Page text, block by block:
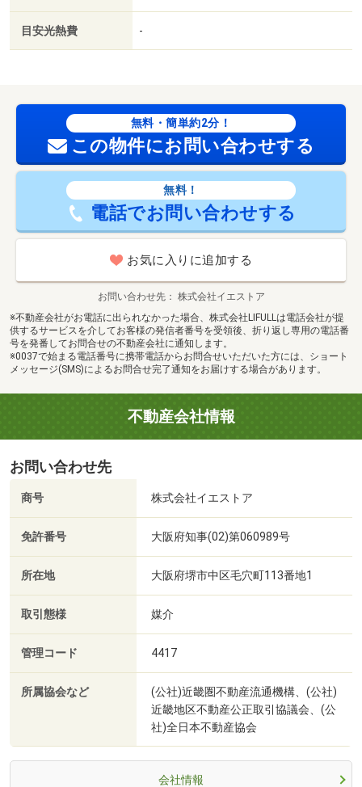
目安光熱費 -
無料・簡単約2分！
この物件にお問い合わせする
無料！
電話でお問い合わせする
お気に入りに追加する
お問い合わせ先
株式会社イエストア
※不動産会社がお電話に出られなかった場合、株式会社LIFULLは電話会社が提
供するサービスを介してお客様の発信者番号を受領後、折り返し専用の電話番
号を発番してお問合せの不動産会社に通知します。
※0037で始まる電話番号に携帯電話からお問合せいただいた方には、ショート
メッセージ(SMS)によるお問合せ完了通知をお届けする場合があります。
不動産会社情報
お問い合わせ先
商号 株式会社イエストア
免許番号 大阪府知事(02)第060989号
所在地 大阪府堺市中区毛穴町113番地1
取引態様 媒介
管理コード 4417
所属協会など
(公社)近畿圏不動産流通機構、(公社)
近畿地区不動産公正取引協議会、(公
社)全日本不動産協会
会社情報